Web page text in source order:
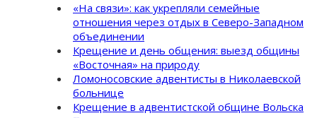
«На связи»: как укрепляли семейные
отношения через отдых в Северо-Западном
объединении
Крещение и день общения: выезд общины
«Восточная» на природу
Ломоносовские адвентисты в Николаевской
больнице
Крещение в адвентистской общине Вольска